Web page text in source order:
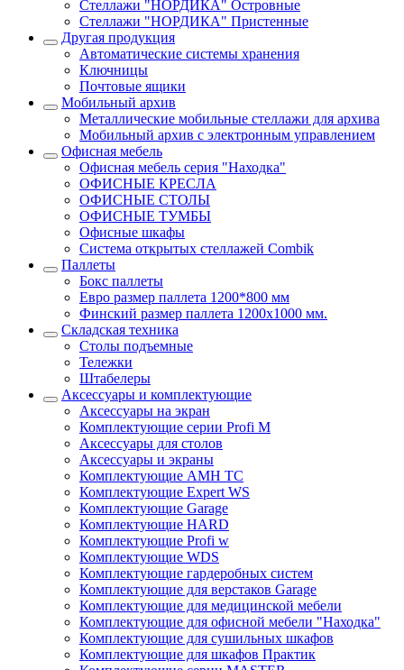
Стеллажи "НОРДИКА" Островные
Стеллажи "НОРДИКА" Пристенные
Другая продукция
Автоматические системы хранения
Ключницы
Почтовые ящики
Мобильный архив
Металлические мобильные стеллажи для архива
Мобильный архив с электронным управлением
Офисная мебель
Офисная мебель серия "Находка"
ОФИСНЫЕ КРЕСЛА
ОФИСНЫЕ СТОЛЫ
ОФИСНЫЕ ТУМБЫ
Офисные шкафы
Система открытых стеллажей Combik
Паллеты
Бокс паллеты
Евро размер паллета 1200*800 мм
Финский размер паллета 1200х1000 мм.
Складская техника
Столы подъемные
Тележки
Штабелеры
Аксессуары и комплектующие
Аксессуары на экран
Комплектующие серии Profi M
Аксессуары для столов
Аксессуары и экраны
Комплектующие AMH TC
Комплектующие Expert WS
Комплектующие Garage
Комплектующие HARD
Комплектующие Profi w
Комплектующие WDS
Комплектующие гардеробных систем
Комплектующие для верстаков Garage
Комплектующие для медицинской мебели
Комплектующие для офисной мебели "Находка"
Комплектующие для сушильных шкафов
Комплектующие для шкафов Практик